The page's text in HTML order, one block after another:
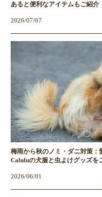
あると便利なアイテムもご紹介
2026/07/07
梅雨から秋のノミ・ダニ対策：
Caluluの犬服と虫よけグッズを
2026/06/01